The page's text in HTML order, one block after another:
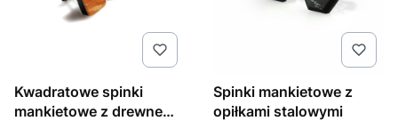
Kwadratowe spinki
mankietowe z drewnem
Spinki mankietowe z
opiłkami stalowymi